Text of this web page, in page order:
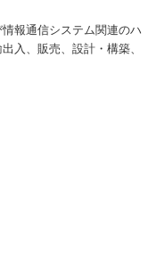
報通信システム関連のハ
入、販売、設計・構築、